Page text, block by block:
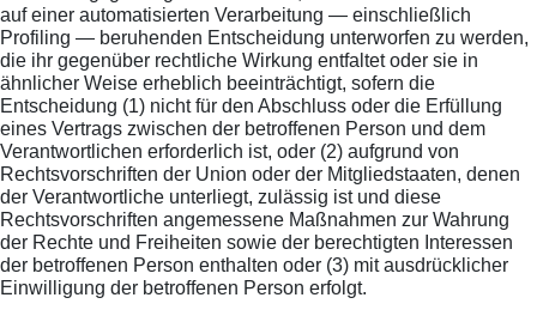
auf einer automatisierten Verarbeitung — einschließlich
Profiling — beruhenden Entscheidung unterworfen zu werden,
die ihr gegenüber rechtliche Wirkung entfaltet oder sie in
ähnlicher Weise erheblich beeinträchtigt, sofern die
Entscheidung (1) nicht für den Abschluss oder die Erfüllung
eines Vertrags zwischen der betroffenen Person und dem
Verantwortlichen erforderlich ist, oder (2) aufgrund von
Rechtsvorschriften der Union oder der Mitgliedstaaten, denen
der Verantwortliche unterliegt, zulässig ist und diese
Rechtsvorschriften angemessene Maßnahmen zur Wahrung
der Rechte und Freiheiten sowie der berechtigten Interessen
der betroffenen Person enthalten oder (3) mit ausdrücklicher
Einwilligung der betroffenen Person erfolgt.